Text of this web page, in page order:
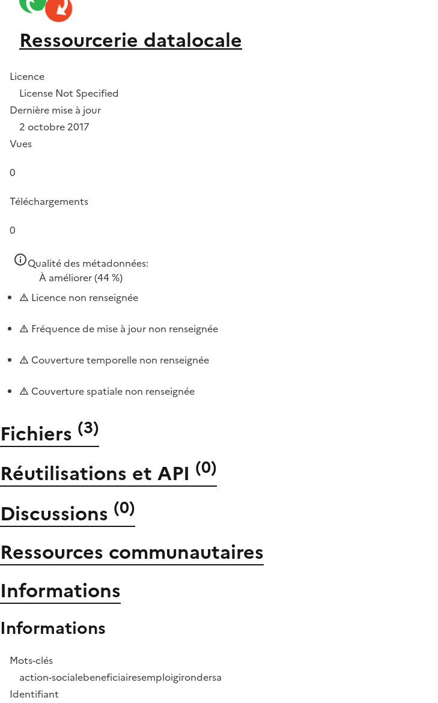
Ressourcerie datalocale
Licence
License Not Specified
Dernière mise à jour
2 octobre 2017
Vues
0
Téléchargements
0
Qualité des métadonnées:
À améliorer(44 %)
Licence non renseignée
Fréquence de mise à jour non renseignée
Couverture temporelle non renseignée
Couverture spatiale non renseignée
Fichiers (3)
Réutilisations et API (0)
Discussions (0)
Ressources communautaires
Informations
Informations
Mots-clés
action-socialebeneficiairesemploigirondersa
Identifiant